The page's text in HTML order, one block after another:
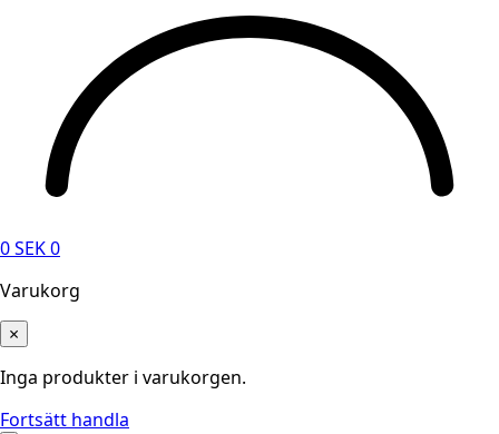
0SEK0
Varukorg
×
Inga produkter i varukorgen.
Fortsätt handla